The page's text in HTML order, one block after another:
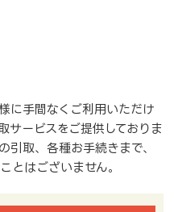
に手間なくご利用いただけ
サービスをご提供しておりま
引取、各種お手続きまで、
とはございません。